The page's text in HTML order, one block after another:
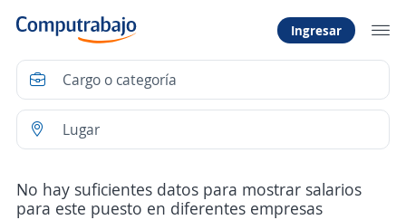
Ingresar
No hay suficientes datos para mostrar salarios
para este puesto en diferentes empresas